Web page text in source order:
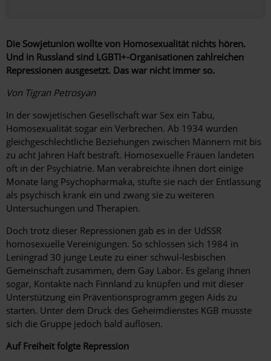
Die Sowjetunion wollte von Homosexualität nichts hören.
Und in Russland sind LGBTI+-Organisationen zahlreichen
Repressionen ausgesetzt. Das war nicht immer so.
Von Tigran Petrosyan
In der sowjetischen Gesellschaft war Sex ein Tabu,
Homosexualität sogar ein Verbrechen. Ab 1934 wurden
gleichgeschlechtliche Beziehungen zwischen Männern mit bis
zu acht Jahren Haft bestraft. Homosexuelle Frauen lan­deten
oft in der Psychiatrie. Man verabreichte ihnen dort einige
Monate lang Psychopharmaka, stufte sie nach der ­Entlassung
als psychisch krank ein und zwang sie zu weiteren
Untersuchungen und Therapien.
Doch trotz dieser Repressionen gab es in der UdSSR
homosexuelle Vereinigungen. So schlossen sich 1984 in
Leningrad 30 junge Leute zu einer schwul-lesbischen
Gemeinschaft zusammen, dem Gay Labor. Es gelang ihnen
sogar, Kontakte nach Finnland zu knüpfen und mit dieser
Unterstützung ein Präventionsprogramm gegen Aids zu
starten. Unter dem Druck des Geheimdienstes KGB musste
sich die Gruppe jedoch bald auflösen.
Auf Freiheit folgte Repression